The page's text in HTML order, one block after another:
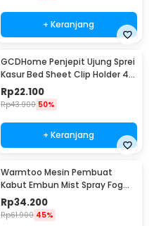
+ Keranjang
GCDHome Penjepit Ujung Sprei
Kasur Bed Sheet Clip Holder 4
PCS - FS-1809
Rp22.100
Rp43.900 50%
+ Keranjang
Warmtoo Mesin Pembuat
Kabut Embun Mist Spray Fog
Maker 12 LED 24V - WT01
Rp34.200
Rp61.900 45%